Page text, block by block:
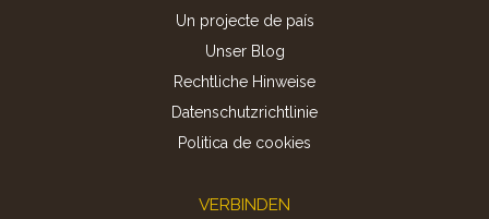
Un projecte de país
Unser Blog
Rechtliche Hinweise
Datenschutzrichtlinie
Politica de cookies
VERBINDEN